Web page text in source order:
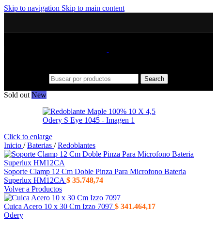
Skip to navigation Skip to main content
Search
Sold out New
Click to enlarge
Inicio / Baterias / Redoblantes
Soporte Clamp 12 Cm Doble Pinza Para Microfono Bateria
Superlux HM12CA $ 35.748,74
Volver a Productos
Cuica Acero 10 x 30 Cm Izzo 7097 $ 341.464,17
Odery